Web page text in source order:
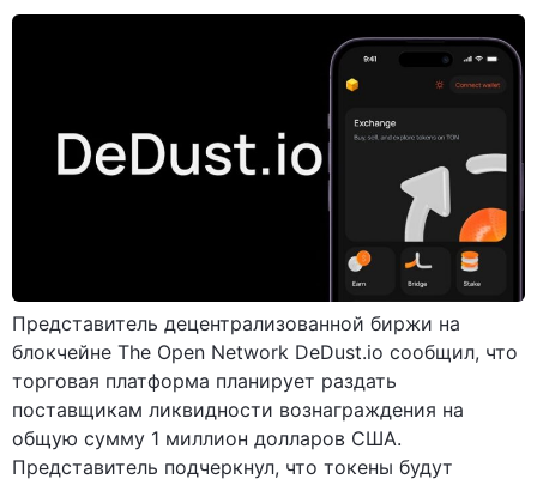
Представитель децентрализованной биржи на
блокчейне The Open Network DeDust.io сообщил, что
торговая платформа планирует раздать
поставщикам ликвидности вознаграждения на
общую сумму 1 миллион долларов США.
Представитель подчеркнул, что токены будут